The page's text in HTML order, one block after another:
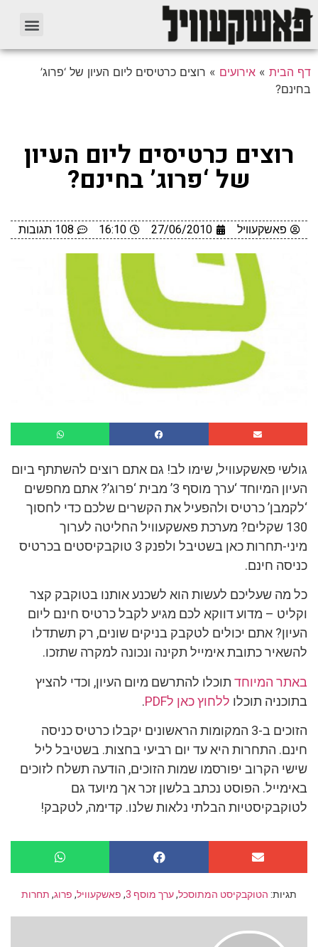
דף הבית » אירועים » רוצים כרטיסים ליום העיון של ‘פרוג’
בחינם?
רוצים כרטיסים ליום העיון
של ‘פרוג’ בחינם?
פאשקעוויל 27/06/2010
16:10 108 תגובות
גולשי פאשקעוויל, שימו לב! גם אתם רוצים להשתתף ביום
העיון המיוחד ‘ערך מוסף 3’ מבית ‘פרוג’? אתם מחפשים
‘לקמבן’ כרטיס ולהפעיל את הקשרים שלכם כדי לחסוך
130 שקלים? מערכת פאשקעוויל החליטה לערוך
מיני-תחרות כאן בשטיבל ולפנק 3 טוקבקיסטים בכרטיס
כניסה חינם.
כל מה שעליכם לעשות הוא לשכנע אותנו בטוקבק קצר
וקליט – מדוע דווקא לכם מגיע לקבל כרטיס חינם ליום
העיון? אתם יכולים לטקבק בניקים שונים, רק תשתדלו
להשאיר כתובת אימייל תקינה ונכונה למקרה שתזכו.
באתר המיוחד תוכלו להתרשם מיום העיון, וכדי להציץ
בתוכניה תוכלו ללחוץ כאן לPDF
.
הזוכים ב-3 המקומות הראשונים יקבלו כרטיס כניסה
חינם. התחרות היא עד יום רביעי בחצות. בשטיבל ליל
שישי הקרוב יפורסמו שמות הזוכים, הודעה תשלח לזוכים
באימייל. הפוסט נכתב בלשון זכר אך מיועד גם
לטוקבקיסטיות הבלתי נלאות שלנו. קדימה, לטקבק!
תגיות: הטוקבקיסט המתוסכל,ערך מוסף 3 , פאשקעוויל, פרוג, תחרות